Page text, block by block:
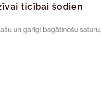
ticībai šodien
un garīgi bagātinošu saturu,